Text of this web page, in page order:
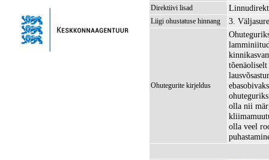
Direktiivi lisad
Liigi ohustatuse hinnang 3.
Ohutegurite kirjeldus
olla nii
olla veel